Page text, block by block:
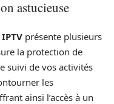
astucieuse
présente plusieurs
la protection de
suivi de vos activités
les
ainsi l’accès à un